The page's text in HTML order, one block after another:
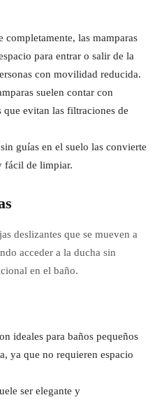
completamente, las mamparas
para entrar o salir de la
con movilidad reducida.
suelen contar con
que evitan las filtraciones de
guías en el suelo las convierte
fácil de limpiar.
deslizantes que se mueven a
acceder a la ducha sin
en el baño.
ideales para baños pequeños
ya que no requieren espacio
ser elegante y